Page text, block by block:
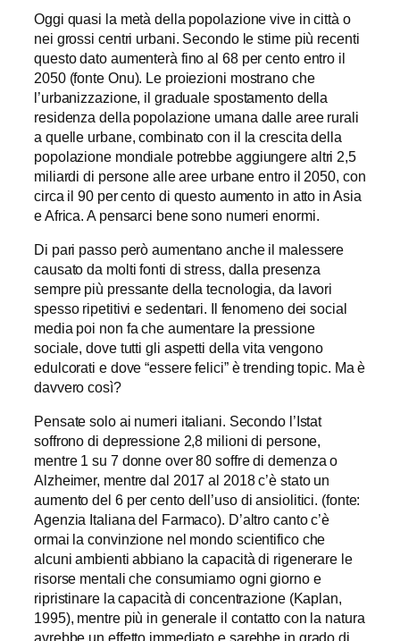
Oggi quasi la metà della popolazione vive in città o
nei grossi centri urbani. Secondo le stime più recenti
questo dato aumenterà fino al 68 per cento entro il
2050 (fonte Onu). Le proiezioni mostrano che
l’urbanizzazione, il graduale spostamento della
residenza della popolazione umana dalle aree rurali
a quelle urbane, combinato con il la crescita della
popolazione mondiale potrebbe aggiungere altri 2,5
miliardi di persone alle aree urbane entro il 2050, con
circa il 90 per cento di questo aumento in atto in Asia
e Africa. A pensarci bene sono numeri enormi.
Di pari passo però aumentano anche il malessere
causato da molti fonti di stress, dalla presenza
sempre più pressante della tecnologia, da lavori
spesso ripetitivi e sedentari. Il fenomeno dei social
media poi non fa che aumentare la pressione
sociale, dove tutti gli aspetti della vita vengono
edulcorati e dove “essere felici” è trending topic. Ma è
davvero così?
Pensate solo ai numeri italiani. Secondo l’Istat
soffrono di depressione 2,8 milioni di persone,
mentre 1 su 7 donne over 80 soffre di demenza o
Alzheimer, mentre dal 2017 al 2018 c’è stato un
aumento del 6 per cento dell’uso di ansiolitici. (fonte:
Agenzia Italiana del Farmaco). D’altro canto c’è
ormai la convinzione nel mondo scientifico che
alcuni ambienti abbiano la capacità di rigenerare le
risorse mentali che consumiamo ogni giorno e
ripristinare la capacità di concentrazione (Kaplan,
1995), mentre più in generale il contatto con la natura